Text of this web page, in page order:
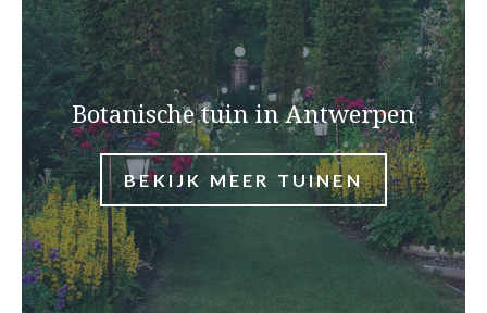
Botanische tuin in Antwerpen
BEKIJK MEER TUINEN